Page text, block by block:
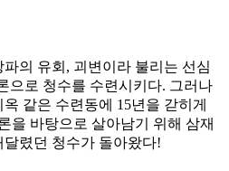
의 유회, 괴변이라 불리는 선심
으로 청수를 수련시키다. 그러나
같은 수련동에 15년을 갇히게
을 바탕으로 살아남기 위해 삼재
렸던 청수가 돌아왔다!